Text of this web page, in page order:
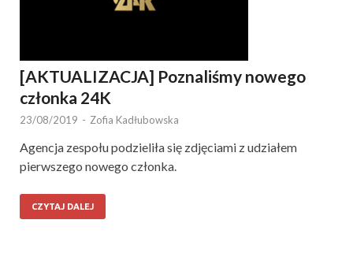
[AKTUALIZACJA] Poznaliśmy nowego
członka 24K
23/08/2019 - Zofia Kadłubowska
Agencja zespołu podzieliła się zdjęciami z udziałem
pierwszego nowego członka.
CZYTAJ DALEJ